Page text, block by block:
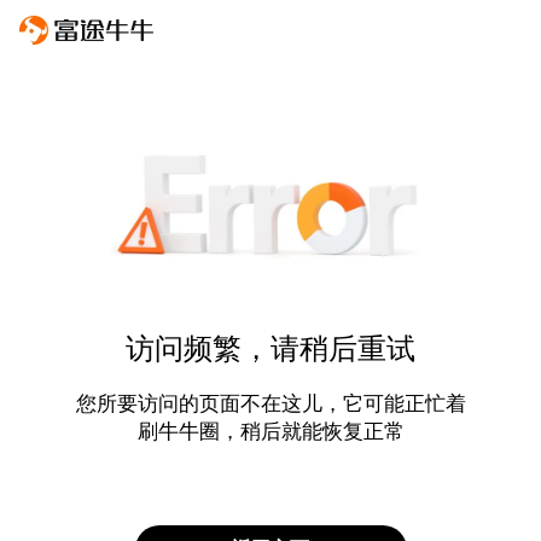
访问频繁，请稍后重试
您所要访问的页面不在这儿，它可能正忙着
刷牛牛圈，稍后就能恢复正常